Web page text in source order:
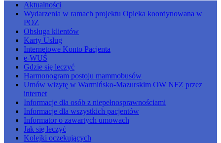
Aktualności
Wydarzenia w ramach projektu Opieka koordynowana w
POZ
Obsługa klientów
Karty Usług
Internetowe Konto Pacjenta
e-WUŚ
Gdzie się leczyć
Harmonogram postoju mammobusów
Umów wizytę w Warmińsko-Mazurskim OW NFZ przez
internet
Informacje dla osób z niepełnosprawnościami
Informacje dla wszystkich pacjentów
Informator o zawartych umowach
Jak się leczyć
Kolejki oczekujących